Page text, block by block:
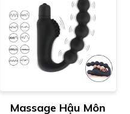
Massage Hậu Môn